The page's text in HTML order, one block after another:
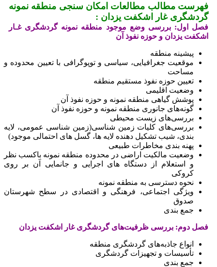
فهرست مطالب مطالعات امکان سنجی منطقه نمونه
گردشگری غار اشکفت یزدان :
فصل اول: بررسی وضع موجود منطقه نمونه گردشگری غـار
اشکفت یزدان و حوزه نفوذ آن
پیشینه منطقه
موقعیت جغرافیایی، سیاسی و توپوگرافی با تعیین محدوده و
مساحت
تعیین حوزه نفوذ مستقیم منطقه
وضعیت اقلیمی
پوشش گیاهی منطقه نمونه و حوزه نفوذ آن
گونه‌های جانوری منطقه نمونه و حوزه نفوذ آن
بررسی‌های زیست محیطی
بررسی‌های کلیات زمین شناسی(زمین شناسی عمومی، لایه
بندی، شیب تشکیل دهنده لایه ها، گسل های احتمالی موجود)
پهنه بندی مخاطرات طبیعی
وضعیت مالکیت اراضی در محدوده منطقه نمونه باکسب نظر
و استعلام از دستگاه های اجرایی و جانمایی آن بر روی
کروکی
نحوه دسترسی به منطقه نمونه
ویژگی اجتماعی، فرهنگی و اقتصادی در سطح شهرستان
صدوق
جمع بندی
فصل دوم: بررسی ظرفیت‌های گردشگری غار اشکفت یزدان
انواع جاذبه‌های گردشگری منطقه
تأسیسات و تجهیزات گردشگری
جمع بندی